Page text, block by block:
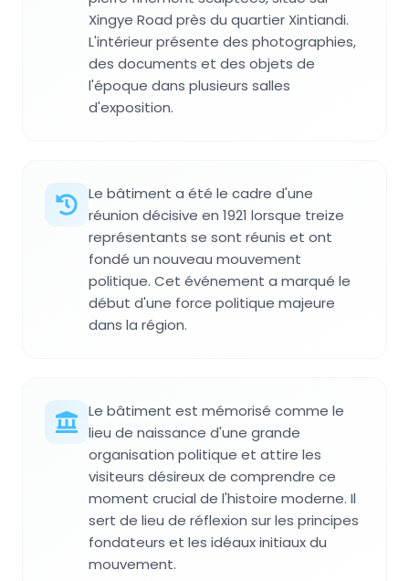
Xingye Road près du quartier Xintiandi.
L'intérieur présente des photographies,
des documents et des objets de
l'époque dans plusieurs salles
d'exposition.
Le bâtiment a été le cadre d'une
réunion décisive en 1921 lorsque treize
représentants se sont réunis et ont
fondé un nouveau mouvement
politique. Cet événement a marqué le
début d'une force politique majeure
dans la région.
Le bâtiment est mémorisé comme le
lieu de naissance d'une grande
organisation politique et attire les
visiteurs désireux de comprendre ce
moment crucial de l'histoire moderne. Il
sert de lieu de réflexion sur les principes
fondateurs et les idéaux initiaux du
mouvement.